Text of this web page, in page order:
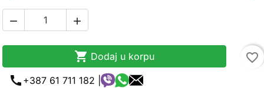
 
 Dodaj u korpu
favorite_border
call +387 61 711 182 |